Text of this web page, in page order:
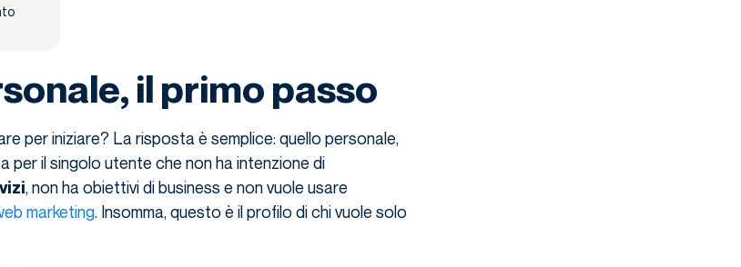
il primo passo
per iniziare? La risposta è semplice: quello personale,
per il singolo utente che non ha intenzione di
, non ha obiettivi di business e non vuole usare
marketing. Insomma, questo è il profilo di chi vuole solo